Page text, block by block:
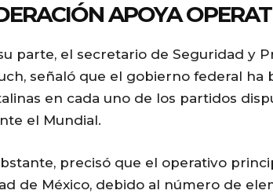
APOYA
parte, el secretario de Seguridad y
señaló que el gobierno federal ha
en cada uno de los partidos
el Mundial.
precisó que el operativo
de México, debido al número de